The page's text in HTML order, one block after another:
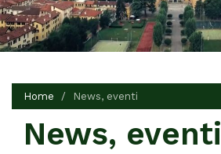
Home News, eventi
News, eventi